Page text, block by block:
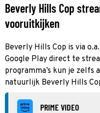
Beverly Hills Cop
vooruitkijken
Beverly Hills Cop is via
Google Play direct te
programma’s kun je
natuurlijk Beverly Hills
PRIME VIDEO